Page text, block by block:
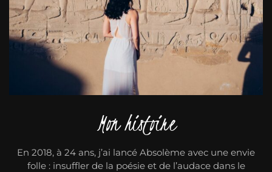
Mon histoire
En 2018, à 24 ans, j’ai lancé Absolème avec une envie
folle : insuffler de la poésie et de l’audace dans le